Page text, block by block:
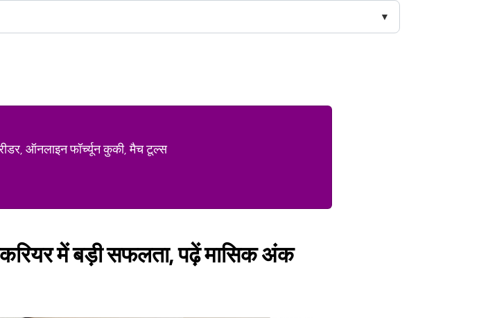
ऑनलाइन फॉर्च्यून कुकी, मैच टूल्स
में बड़ी सफलता, पढ़ें मासिक अंक